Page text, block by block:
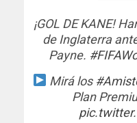
¡GOL DE KANE!
de Inglaterra
Payne.
Mirá los
Plan